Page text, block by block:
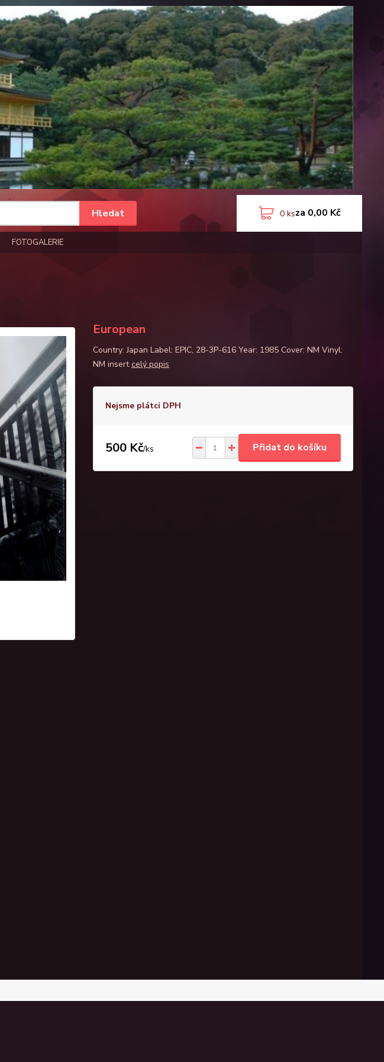
FOTOGALERIE
Hledat 0 ksza 0,00 Kč
European
Country: Japan Label: EPIC, 28-3P-616 Year: 1985 Cover: NM Vinyl:
NM insertcelý popis
Nejsme plátci DPH
500 Kč/ks Přidat do košíku